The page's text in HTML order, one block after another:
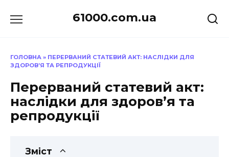
до
61000.com.ua
ГОЛОВНА » ПЕРЕРВАНИЙ СТАТЕВИЙ АКТ: НАСЛІДКИ ДЛЯ
ЗДОРОВ’Я ТА РЕПРОДУКЦІЇ
Перерваний статевий акт:
наслідки для здоров’я та
репродукції
Зміст